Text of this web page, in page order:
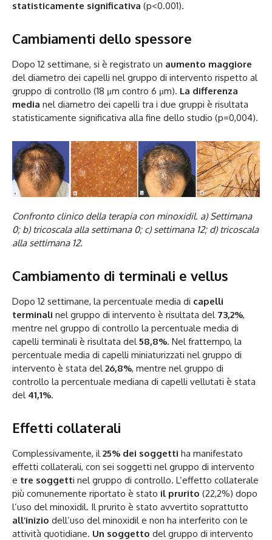
statisticamente significativa (p<0.001).
Cambiamenti dello spessore
Dopo 12 settimane, si è registrato un aumento maggiore
del diametro dei capelli nel gruppo di intervento rispetto al
gruppo di controllo (18 μm contro 6 μm). La differenza
media nel diametro dei capelli tra i due gruppi è risultata
statisticamente significativa alla fine dello studio (p=0,004).
Confronto clinico della terapia con minoxidil. a) Settimana
0; b) tricoscala alla settimana 0; c) settimana 12; d) tricoscala
alla settimana 12.
Cambiamento di terminali e vellus
Dopo 12 settimane, la percentuale media di capelli
terminali nel gruppo di intervento è risultata del 73,2%,
mentre nel gruppo di controllo la percentuale media di
capelli terminali è risultata del58,8%. Nel frattempo, la
percentuale media di capelli miniaturizzati nel gruppo di
intervento è stata del26,8%, mentre nel gruppo di
controllo la percentuale mediana di capelli vellutati è stata
del 41,1%.
Effetti collaterali
Complessivamente, il25% dei soggetti ha manifestato
effetti collaterali, con sei soggetti nel gruppo di intervento
e tre soggetti nel gruppo di controllo. L’effetto collaterale
più comunemente riportato è stato il prurito (22,2%) dopo
l’uso del minoxidil. Il prurito è stato avvertito soprattutto
all’inizio dell’uso del minoxidil e non ha interferito con le
attività quotidiane. Un soggetto del gruppo di intervento